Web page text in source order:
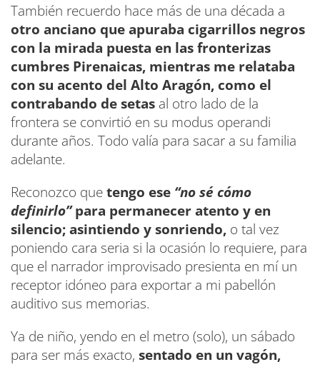
También recuerdo hace más de una década a
otro anciano que apuraba cigarrillos negros
con la mirada puesta en las fronterizas
cumbres Pirenaicas, mientras me relataba
con su acento del Alto Aragón, como el
contrabando de setas al otro lado de la
frontera se convirtió en su modus operandi
durante años. Todo valía para sacar a su familia
adelante.
Reconozco quetengo ese “no sé cómo
definirlo”para permanecer atento y en
silencio; asintiendo y sonriendo, o tal vez
poniendo cara seria si la ocasión lo requiere, para
que el narrador improvisado presienta en mí un
receptor idóneo para exportar a mi pabellón
auditivo sus memorias.
Ya de niño, yendo en el metro (solo), un sábado
para ser más exacto, sentado en un vagón,